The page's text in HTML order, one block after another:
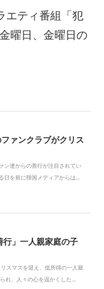
エティ番組「犯
曜日、金曜日の
ァンクラブがクリス
ン達からの善行が注目されてい
日を前に韓国メディアからは...
行」一人親家庭の子
スマスを迎え、低所得の一人親
れ、人々の心を温かくした...